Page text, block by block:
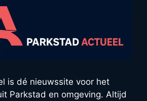
is dé nieuwssite voor het
Parkstad en omgeving. Altijd